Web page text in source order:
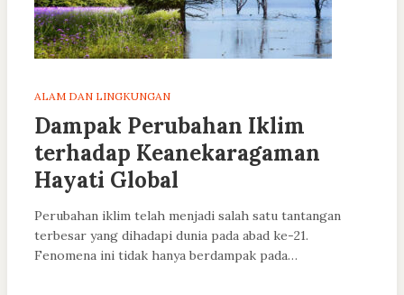
ALAM DAN LINGKUNGAN
Dampak Perubahan Iklim
terhadap Keanekaragaman
Hayati Global
Perubahan iklim telah menjadi salah satu tantangan
terbesar yang dihadapi dunia pada abad ke-21.
Fenomena ini tidak hanya berdampak pada…